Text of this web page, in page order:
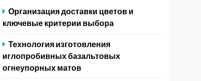
Организация доставки цветов и
ключевые критерии выбора
Технология изготовления
иглопробивных базальтовых
огнеупорных матов